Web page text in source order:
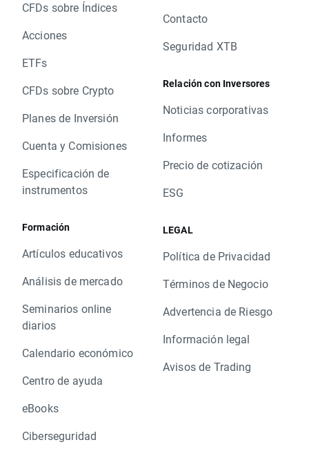
CFDs sobre Índices
Acciones
ETFs
CFDs sobre Crypto
Planes de Inversión
Cuenta y Comisiones
Especificación de
instrumentos
Formación
Artículos educativos
Análisis de mercado
Seminarios online
diarios
Calendario económico
Centro de ayuda
eBooks
Ciberseguridad
Contacto
Seguridad XTB
Relación con Inversores
Noticias corporativas
Informes
Precio de cotización
ESG
LEGAL
Política de Privacidad
Términos de Negocio
Advertencia de Riesgo
Información legal
Avisos de Trading